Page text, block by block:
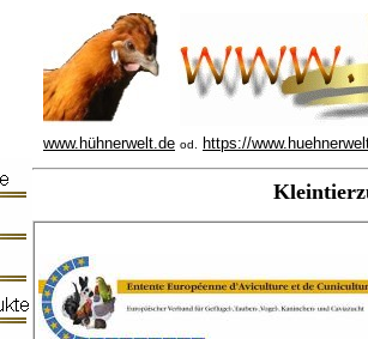
www.hühnerwelt.de od. https://